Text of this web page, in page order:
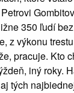
350 ľudí
z výkonu
pracuje. Kto
iný roky.
tých